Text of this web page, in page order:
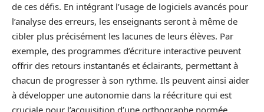
de ces défis. En intégrant l’usage de logiciels avancés pour
l’analyse des erreurs, les enseignants seront à même de
cibler plus précisément les lacunes de leurs élèves. Par
exemple, des programmes d’écriture interactive peuvent
offrir des retours instantanés et éclairants, permettant à
chacun de progresser à son rythme. Ils peuvent ainsi aider
à développer une autonomie dans la réécriture qui est
cruciale pour l’acquisition d’une orthographe normée.